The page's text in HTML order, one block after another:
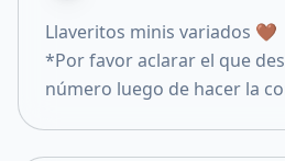
Llaveritos minis variados 🤎
*Por favor aclarar el que
número luego de hacer la